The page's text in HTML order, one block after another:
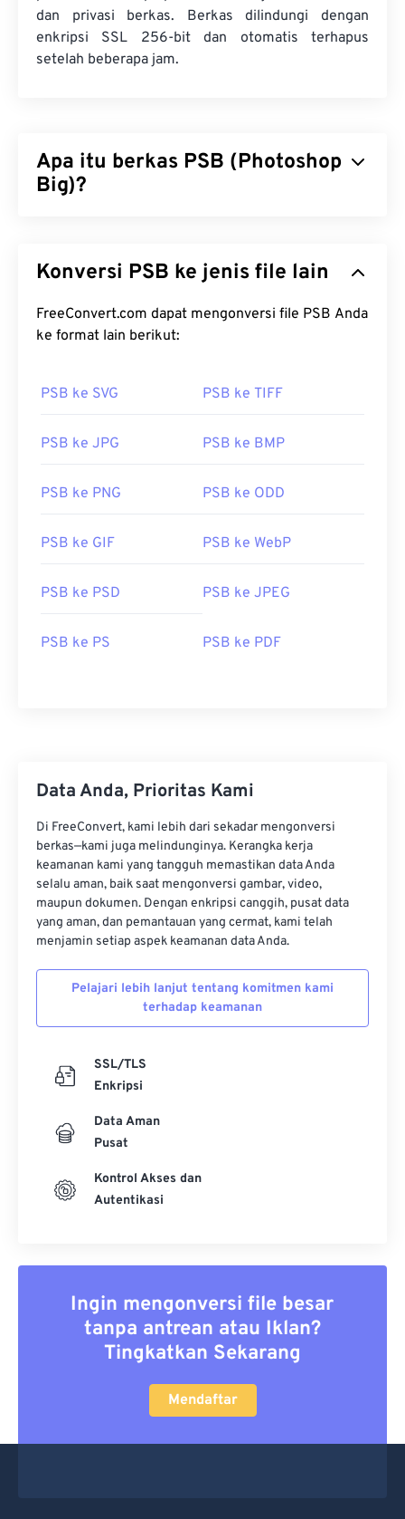
dan privasi berkas. Berkas dilindungi dengan
enkripsi SSL 256-bit dan otomatis terhapus
setelah beberapa jam.
Apa itu berkas PSB (Photoshop
Big)?
mendukung berkas yang jauh lebih besar. Berkas
gigabita (GB) dapat disimpan sebagai PSB. Selain
itu, PSB dapat memiliki hingga 300.000 piksel,
sama dengan PSD, menjadikannya pilihan yang
berukuran besar.
Bagaimana cara membuka berkas
Adobe Photoshop adalah program utama yang
merupakan program terbaik untuk mengonversi
PNG, dan beberapa format lainnya. Anda juga dapat
Rilis Awal:19 Februari 1990
Tautan yang berguna:
https://www.adobe.com/devnet-
apps/photoshop/fileformatashtml/#50577409_72092
Konversi PSB ke jenis file lain
FreeConvert.com dapat mengonversi file PSB Anda
ke format lain berikut:
PSB ke SVG PSB ke TIFF
PSB ke JPG PSB ke BMP
PSB ke PNG PSB ke ODD
PSB ke GIF PSB ke WebP
PSB ke PSD PSB ke JPEG
PSB ke PS PSB ke PDF
Data Anda, Prioritas Kami
Di FreeConvert, kami lebih dari sekadar mengonversi
berkas—kami juga melindunginya. Kerangka kerja
keamanan kami yang tangguh memastikan data Anda
selalu aman, baik saat mengonversi gambar, video,
maupun dokumen. Dengan enkripsi canggih, pusat data
yang aman, dan pemantauan yang cermat, kami telah
menjamin setiap aspek keamanan data Anda.
Pelajari lebih lanjut tentang komitmen kami
terhadap keamanan
SSL/TLS
Enkripsi
Data Aman
Pusat
Kontrol Akses dan
Autentikasi
Ingin mengonversi file besar
tanpa antrean atau Iklan?
Tingkatkan Sekarang
Mendaftar